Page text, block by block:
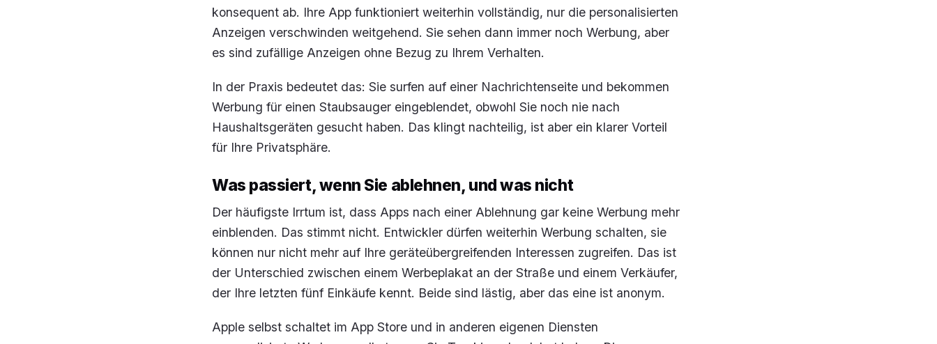
konsequent ab. Ihre App funktioniert weiterhin vollständig, nur die personalisierten
Anzeigen verschwinden weitgehend. Sie sehen dann immer noch Werbung, aber
es sind zufällige Anzeigen ohne Bezug zu Ihrem Verhalten.
In der Praxis bedeutet das: Sie surfen auf einer Nachrichtenseite und bekommen
Werbung für einen Staubsauger eingeblendet, obwohl Sie noch nie nach
Haushaltsgeräten gesucht haben. Das klingt nachteilig, ist aber ein klarer Vorteil
für Ihre Privatsphäre.
Was passiert, wenn Sie ablehnen, und was nicht
Der häufigste Irrtum ist, dass Apps nach einer Ablehnung gar keine Werbung mehr
einblenden. Das stimmt nicht. Entwickler dürfen weiterhin Werbung schalten, sie
können nur nicht mehr auf Ihre geräteübergreifenden Interessen zugreifen. Das ist
der Unterschied zwischen einem Werbeplakat an der Straße und einem Verkäufer,
der Ihre letzten fünf Einkäufe kennt. Beide sind lästig, aber das eine ist anonym.
Apple selbst schaltet im App Store und in anderen eigenen Diensten